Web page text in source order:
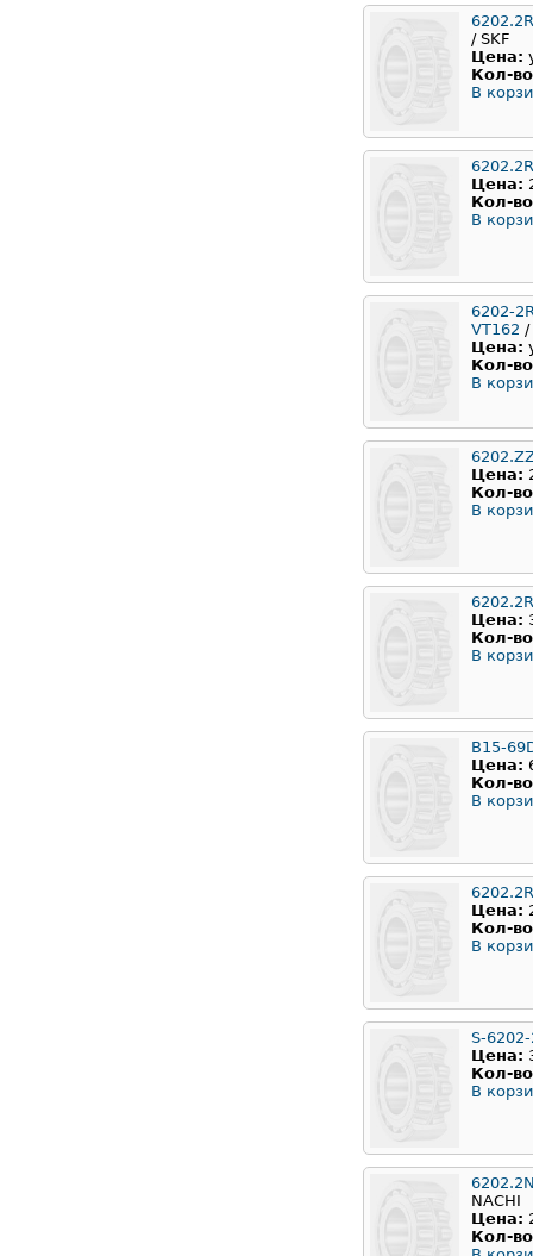
/ SKF
Цена:
Кол-
В
Цена:
Кол-
В
6202-
VT162 /
Цена:
Кол-
В
Цена:
Кол-
В
Цена:
Кол-
В
B15-
Цена:
Кол-
В
Цена:
Кол-
В
S-6202-
Цена:
Кол-
В
NACHI
Цена:
Кол-